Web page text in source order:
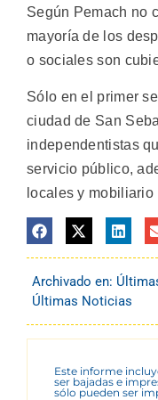
Según Pemach no
mayoría de los
o sociales son
Sólo en el primer
ciudad de San
independentistas
servicio público,
locales y
Archivado en:
Últimas Noticias
Este informe
ser bajadas e
sólo pueden ser